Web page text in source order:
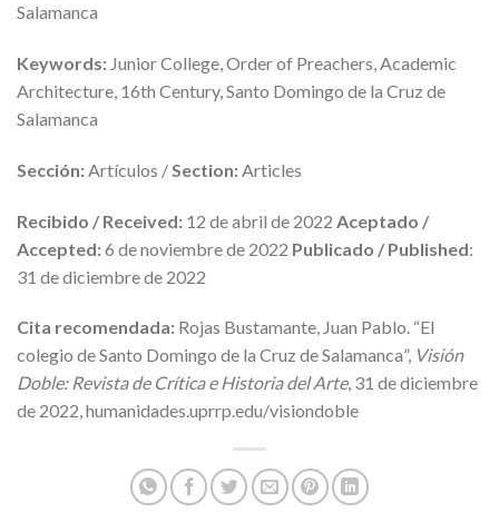
Salamanca
Keywords: Junior College, Order of Preachers, Academic
Architecture, 16th Century, Santo Domingo de la Cruz de
Salamanca
Sección:Artículos /Section:Articles
Recibido / Received: 12 de abril de 2022 Aceptado /
Accepted:6 de noviembre de 2022 Publicado / Published:
31 de diciembre de 2022
Cita recomendada: Rojas Bustamante, Juan Pablo. “El
colegio de Santo Domingo de la Cruz de Salamanca”, Visión
Doble: Revista de Crítica e Historia del Arte, 31 de diciembre
de 2022, humanidades.uprrp.edu/visiondoble